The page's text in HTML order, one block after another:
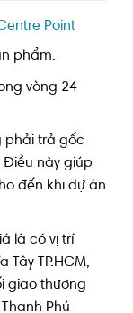
Point
phẩm.
vòng 24
phải trả gốc
Điều này giúp
đến khi dự án
là có vị trí
TP.HCM,
giao thương
Phú